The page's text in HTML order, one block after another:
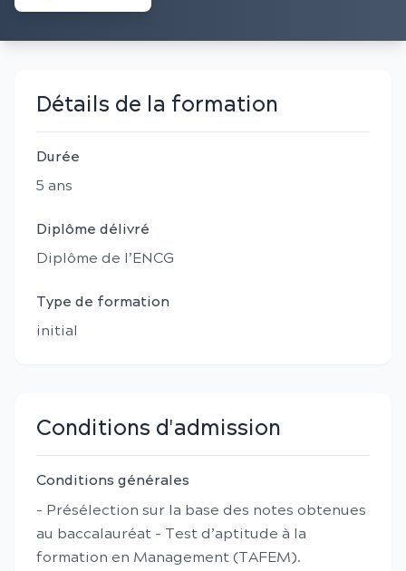
Détails de la formation
Durée
5 ans
Diplôme délivré
Diplôme de l’ENCG
Type de formation
initial
Conditions d'admission
Conditions générales
- Présélection sur la base des notes obtenues
au baccalauréat - Test d’aptitude à la
formation en Management (TAFEM).